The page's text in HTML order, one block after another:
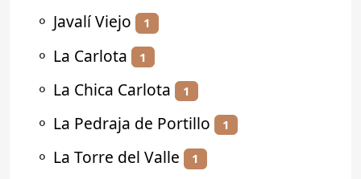
⚬ Javalí Viejo 1
⚬ La Carlota 1
⚬ La Chica Carlota 1
⚬ La Pedraja de Portillo 1
⚬ La Torre del Valle 1